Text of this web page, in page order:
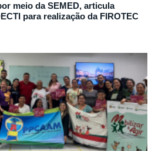
meio da SEMED, articula
para realização da FIROTEC